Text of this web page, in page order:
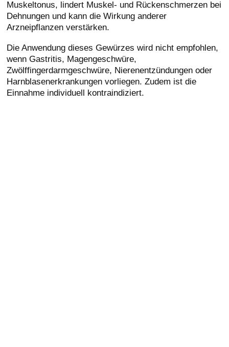
Muskeltonus, lindert Muskel- und Rückenschmerzen bei
Dehnungen und kann die Wirkung anderer
Arzneipflanzen verstärken.
Die Anwendung dieses Gewürzes wird nicht empfohlen,
wenn Gastritis, Magengeschwüre,
Zwölffingerdarmgeschwüre, Nierenentzündungen oder
Harnblasenerkrankungen vorliegen. Zudem ist die
Einnahme individuell kontraindiziert.